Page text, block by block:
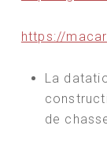
https://
La
de